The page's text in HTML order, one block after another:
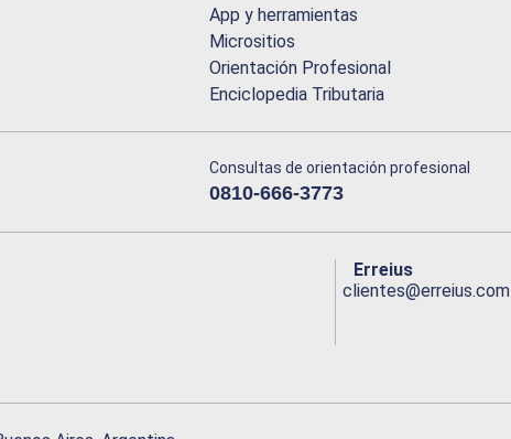
App y herramientas
Micrositios
Orientación Profesional
Enciclopedia Tributaria
Consultas de orientación profesional
0810-666-3773
Erreius
clientes@erreius.com